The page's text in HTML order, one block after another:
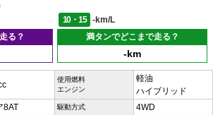
10・15
-km/L
る？
満タンでどこまで走る？
-km
使用燃料
エンジン
軽油
ハイブリッド
8AT 駆動方式 4WD